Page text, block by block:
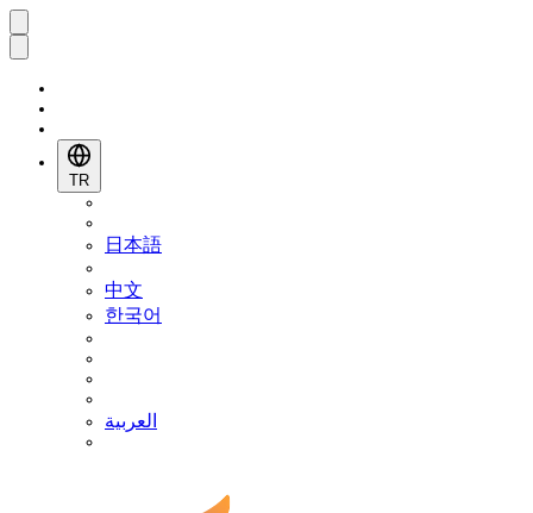
TR
日本語
中文
한국어
العربية